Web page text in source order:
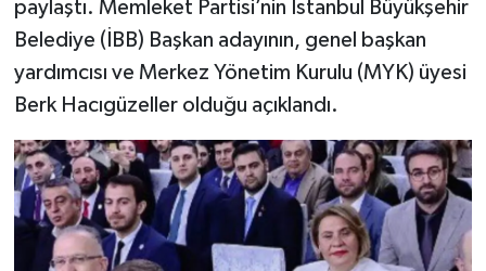
paylaştı. Memleket Partisi’nin İstanbul Büyükşehir
Belediye (İBB) Başkan adayının, genel başkan
yardımcısı ve Merkez Yönetim Kurulu (MYK) üyesi
Berk Hacıgüzeller olduğu açıklandı.